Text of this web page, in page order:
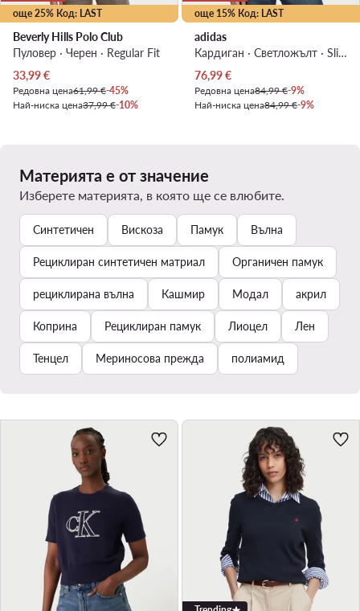
още 25% Код: LAST
Beverly Hills Polo Club
Пуловер · Черен · Regular Fit
Актуална цена
33,99€
Редовна цена61,99 €-45%
Най-ниска цена37,99 €-10%
още 15% Код: LAST
adidas
Кардиган · Светложълт · Slim Fit
Актуална цена
76,99€
Редовна цена84,99 €-9%
Най-ниска цена84,99 €-9%
Материята е от значение
Изберете материята, в която ще се влюбите.
Синтетичен Вискоза Памук Вълна
Рециклиран синтетичен матриал Органичен памук
рециклирана вълна Кашмир Модал акрил
Коприна Рециклиран памук Лиоцел Лен
Тенцел Мериносова прежда полиамид